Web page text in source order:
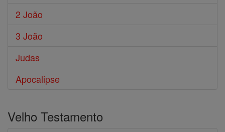
2 João
3 João
Judas
Apocalipse
Velho Testamento